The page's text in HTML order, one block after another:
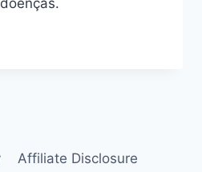
Affiliate Disclosure